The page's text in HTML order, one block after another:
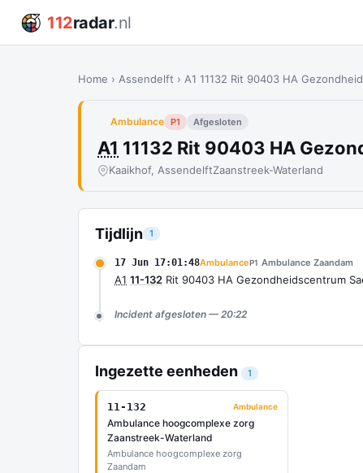
112radar.nl
Home › Assendelft › A1 11132 Rit 90403 HA
Ambulance P1 Afgesloten
A1 11132 Rit 90403 HA
Kaaikhof, AssendelftZaanstreek-Waterland
Tijdlijn 1
17 Jun 17:01:48AmbulanceP1 Ambulance Zaandam
A1 11-132 Rit 90403 HA Gezondheidscentrum
Incident afgesloten — 20:22
Ingezette eenheden 1
11-132 Ambulance
Ambulance hoogcomplexe zorg
Zaanstreek-Waterland
Ambulance hoogcomplexe zorg
Zaandam